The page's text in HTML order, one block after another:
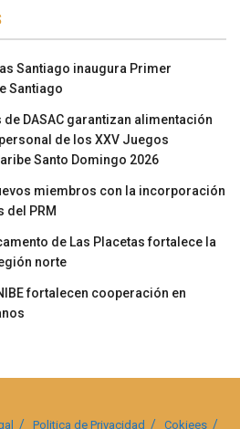
Santiago inaugura Primer
Santiago
DASAC garantizan alimentación
de los XXV Juegos
Santo Domingo 2026
miembros con la incorporación
del PRM
de Las Placetas fortalece la
norte
fortalecen cooperación en
Politica de Privacidad Cokiees